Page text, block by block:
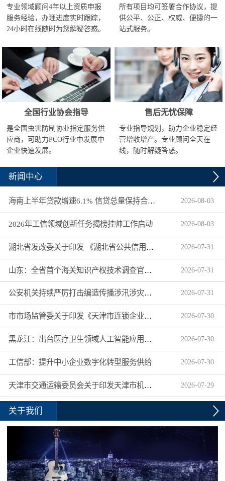
专业领域顾问4年以上资质申报
服务经验，办理进度实时跟踪，
24小时在线随时为您解疑答惑。
所有项目均可签署合作协议，提
供公平、公正、权威、便捷的一
站式服务。
全国行业协会指导
是全国虫害防制协业指定服务供
应商，可助力PCO行业中发展中
企业快速发展。
售后无忧保障
专业指导规划，助力企业稳定经
营增收增产。专业顾问全天在
线，随时解疑答惑。
新闻中心
海南上半年贷款增速6.1% 信贷总量保持合理平稳增长 2026-08-03
2026年工信领域创新任务揭榜挂帅工作启动 2026-08-03
湖北省发改委关于印发 《湖北省公共信用信息目录（2026年版）》的通知 2026-07-31
山东：全省首个海关知识产权技术调查官制度落地济南自贸片区 2026-07-31
公安机关持续严厉打击编造传播涉汛涉灾网络谣言 2026-07-31
市市场监管委关于印发《天津市连锁企业食品经营许可“先证后核”信用承诺审批实施办法》的通知 2026-07-30
黑龙江：出台医疗卫生领域人工智能应用工作实施方案 2026-07-30
工信部：提升中小企业数字化转型服务供给 2026-07-30
天津市交通运输委员会关于印发天津市机动车驾驶员培训机构及教练员综合信用评价管理办法的通知 2026-07-29
关于我们